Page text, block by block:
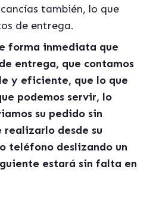
ías también, lo que
de entrega.
forma inmediata que
entrega, que contamos
y eficiente, que lo que
podemos servir, lo
su pedido sin
realizarlo desde su
teléfono deslizando un
estará sin falta en